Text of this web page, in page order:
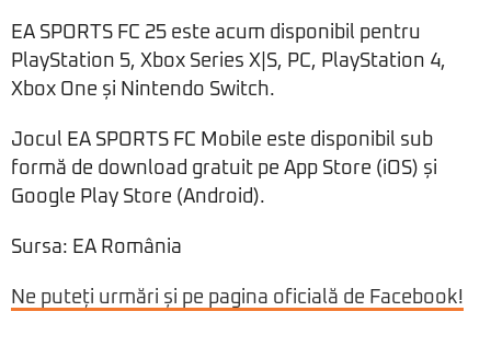
EA SPORTS FC 25 este acum disponibil pentru
PlayStation 5, Xbox Series X|S, PC, PlayStation 4,
Xbox One și Nintendo Switch.
Jocul EA SPORTS FC Mobile este disponibil sub
formă de download gratuit pe App Store (iOS) și
Google Play Store (Android).
Sursa: EA România
Ne puteți urmări și pe pagina oficială de Facebook!